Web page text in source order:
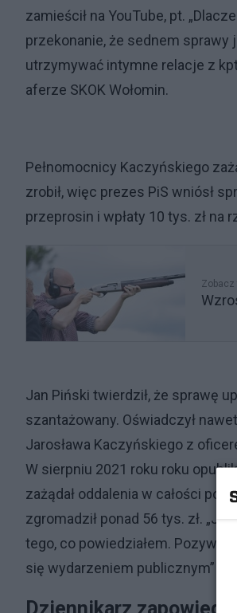
zamieścił na YouTube, pt.
przekonanie, że sednem sprawy
utrzymywać intymne relacje z
aferze SKOK Wołomin.
Pełnomocnicy Kaczyńskiego
zrobił, więc prezes PiS wniósł
przeprosin i wpłaty 10 tys. zł na
Zobacz
Jan Piński twierdził, że sprawę
szantażowany. Oświadczył
Jarosława Kaczyńskiego z
W sierpniu 2021 roku roku
zażądał oddalenia w całości
zgromadził ponad 56 tys. zł.
tego, co powiedziałem. Pozywa
się wydarzeniem publicznym” –